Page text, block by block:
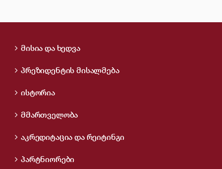
მისია და ხედვა
პრეზიდენტის მისალმება
ისტორია
მმართველობა
აკრედიტაცია და რეიტინგი
პარტნიორები